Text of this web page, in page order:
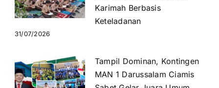
Karimah Berbasis
Keteladanan
31/07/2026
Tampil Dominan, Kontingen
MAN 1 Darussalam Ciamis